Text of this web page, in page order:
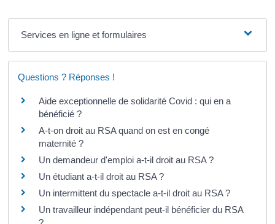
Services en ligne et formulaires
Questions ? Réponses !
Aide exceptionnelle de solidarité Covid : qui en a
bénéficié ?
A-t-on droit au RSA quand on est en congé
maternité ?
Un demandeur d'emploi a-t-il droit au RSA ?
Un étudiant a-t-il droit au RSA ?
Un intermittent du spectacle a-t-il droit au RSA ?
Un travailleur indépendant peut-il bénéficier du RSA